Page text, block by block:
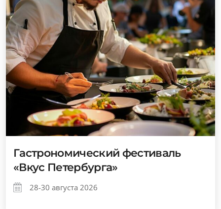
Гастрономический фестиваль
«Вкус Петербурга»
28-30 августа 2026